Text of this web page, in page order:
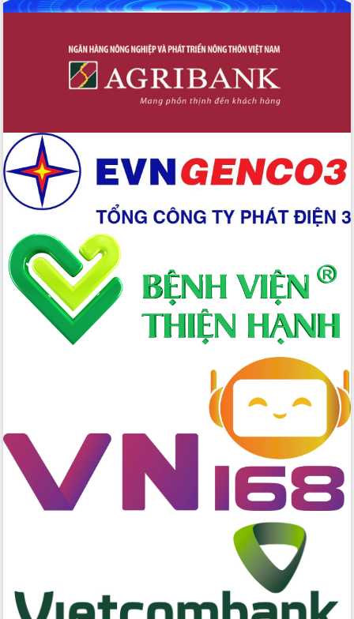
Định vị cà phê Việt Nam như một “di
Xây dựng nông thôn mới: Nâng cao đời
sống người dân từ những mô hình thiết
Quyết liệt tháo gỡ vướng mắc, đẩy
trong Khu kinh tế Nam Phú Yên
Hòn Yến phát triển du lịch gắn với bảo
tồn biển
Lấy ý kiến điều chỉnh Quy hoạch tỉnh
Đắk Lắk thời kỳ 2021-2030, tầm nhìn
Phát động chiến dịch 30 ngày đêm
giải phóng mặt bằng Tuyến đường bộ
ven biển
Đắk Lắk nỗ lực thúc đẩy tăng trưởng
kinh tế từ 10% trở lên trong Quý
Đắk Lắk ký kết thỏa thuận hợp tác về
cho trạm y tế cấp xã
Du lịch Đắk Lắk nâng tầm trải nghiệm
du khách thông qua Hệ thống cơ sở dữ
liệu và Bản đồ số
Tập huấn ứng dụng trí tuệ nhân tạo (AI)
Quyết liệt cải cách hành chính, khơi
thông nguồn lực phát triển